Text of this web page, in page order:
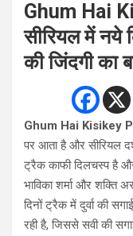
Ghum Hai
सीरियल में नये
की जिंदगी का
Ghum Hai Kisikey
पर आता है और सीरियल
ट्रैक काफी दिलचस्प है
भाविका शर्मा और शक्ति
दिनों ट्रैक में दुर्वा की
रही है, जिससे सवी की